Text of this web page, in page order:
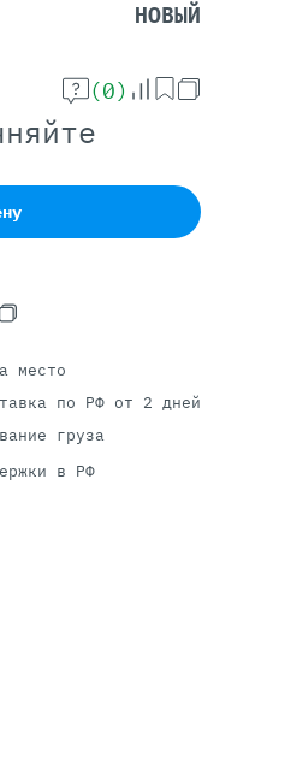
НОВЫЙ
(0)
место
по РФ от 2 дней
груза
в РФ